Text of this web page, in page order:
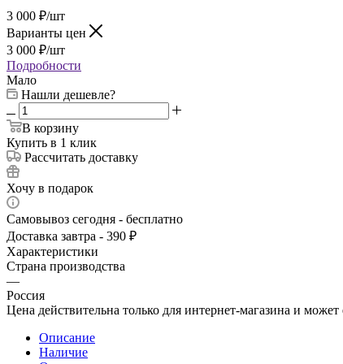
3 000 ₽/шт
Варианты цен
3 000 ₽/шт
Подробности
Мало
Нашли дешевле?
В корзину
Купить в 1 клик
Рассчитать доставку
Хочу в подарок
Самовывоз сегодня - бесплатно
Доставка завтра - 390 ₽
Характеристики
Страна производства
—
Россия
Цена действительна только для интернет-магазина и
Описание
Наличие